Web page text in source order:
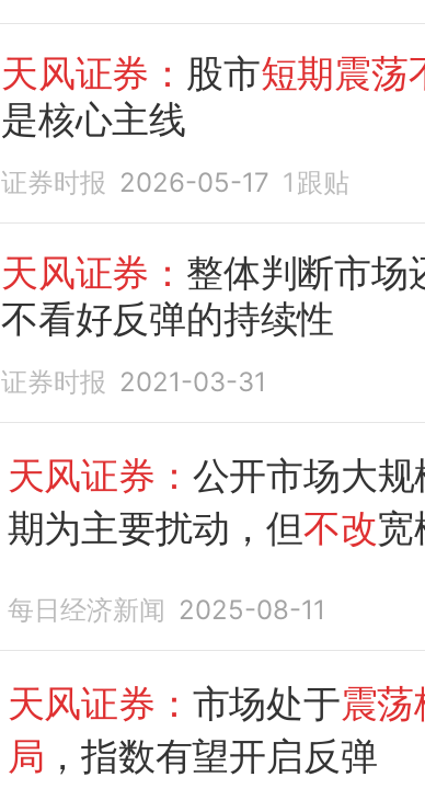
天风证券： 股市短期震荡
是核心主线
证券时报 2026-05-17 1 跟贴
天风证券： 整体判断市场
不看好反弹的持续性
证券时报 2021-03-31
天风证券： 公开市场大规
期为主要扰动，但不改宽
每日经济新闻 2025-08-11
天风证券： 市场处于震荡
局 ，指数有望开启反弹